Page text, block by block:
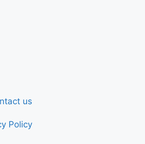
us
Policy